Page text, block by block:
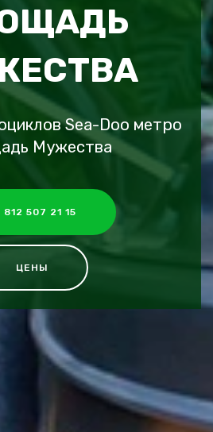
Sea-Doo метро
Мужества
812 507 21 15
ЦЕНЫ